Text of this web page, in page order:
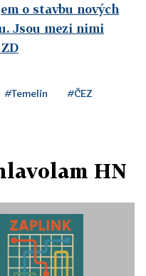
o stavbu nových
Jsou mezi nimi
#Temelín #ČEZ
HN